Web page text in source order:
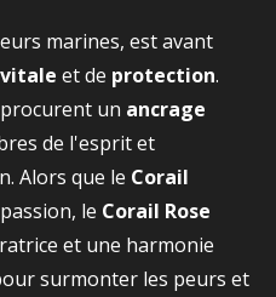
marines, est avant
et de protection.
un ancrage
de l'esprit et
Alors que le Corail
le Corail Rose
et une harmonie
surmonter les peurs et